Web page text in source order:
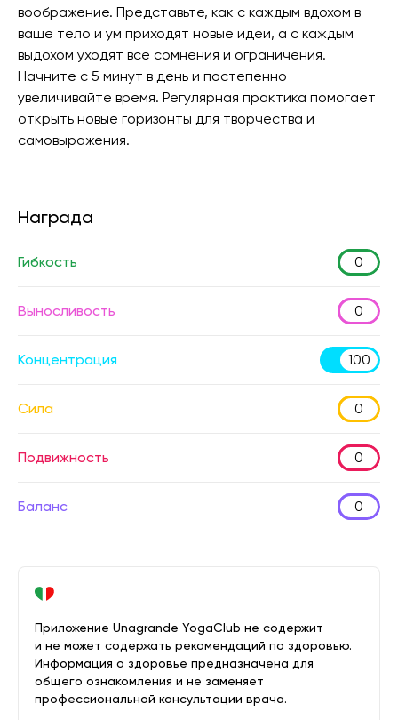
воображение. Представьте, как с каждым вдохом в
ваше тело и ум приходят новые идеи, а с каждым
выдохом уходят все сомнения и ограничения.
Начните с 5 минут в день и постепенно
увеличивайте время. Регулярная практика помогает
открыть новые горизонты для творчества и
самовыражения.
Награда
Гибкость 0
Выносливость 0
Концентрация 100
Сила 0
Подвижность 0
Баланс 0
Приложение Unagrande YogaClub не содержит
и не может содержать рекомендаций по здоровью.
Информация о здоровье предназначена для
общего ознакомления и не заменяет
профессиональной консультации врача.